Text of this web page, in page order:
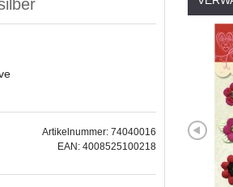
Artikelnummer: 74040016
EAN: 4008525100218